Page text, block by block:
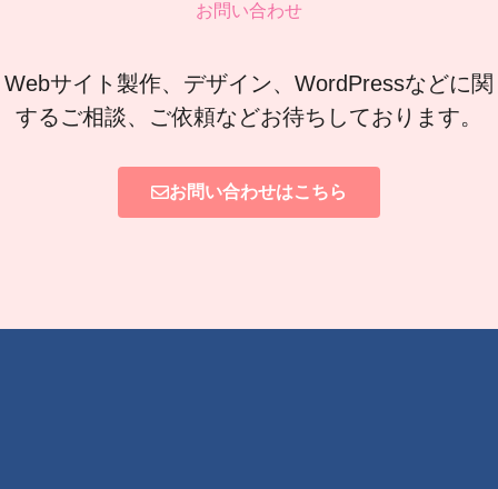
お問い合わせ
Webサイト製作、デザイン、WordPressなどに関
するご相談、ご依頼などお待ちしております。
お問い合わせはこちら